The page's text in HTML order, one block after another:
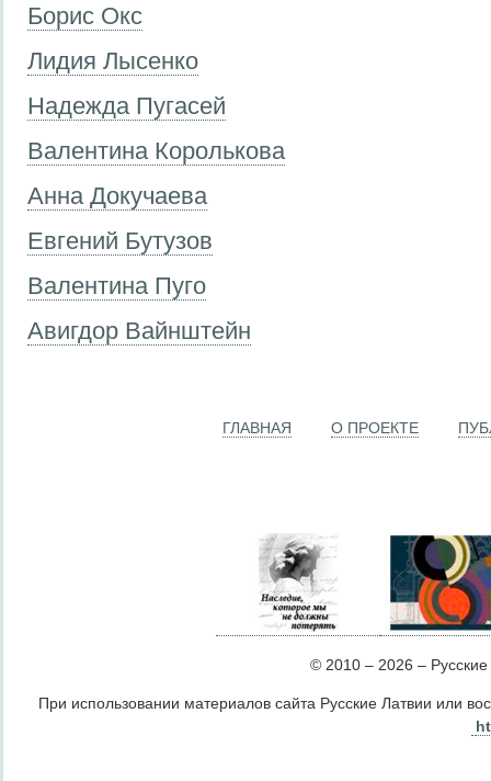
Борис Окс
Лидия Лысенко
Надежда Пугасей
Валентина Королькова
Анна Докучаева
Евгений Бутузов
Валентина Пуго
Авигдор Вайнштейн
ГЛАВНАЯ О ПРОЕКТЕ
© 2010 – 2026 –
При использовании материалов сайта Русские Латвии или